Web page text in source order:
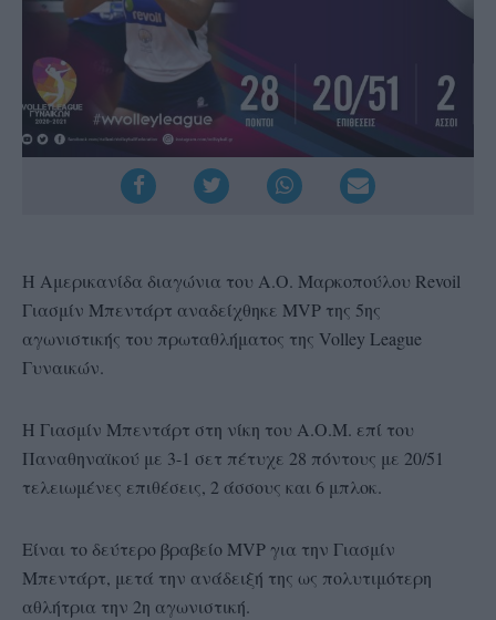
Η Αμερικανίδα διαγώνια του Α.Ο. Μαρκοπούλου Revoil
Γιασμίν Μπεντάρτ αναδείχθηκε MVP της 5ης
αγωνιστικής του πρωταθλήματος της Volley League
Γυναικών.
Η Γιασμίν Μπεντάρτ στη νίκη του Α.Ο.Μ. επί του
Παναθηναϊκού με 3-1 σετ πέτυχε 28 πόντους με 20/51
τελειωμένες επιθέσεις, 2 άσσους και 6 μπλοκ.
Είναι το δεύτερο βραβείο MVP για την Γιασμίν
Μπεντάρτ, μετά την ανάδειξή της ως πολυτιμότερη
αθλήτρια την 2η αγωνιστική.